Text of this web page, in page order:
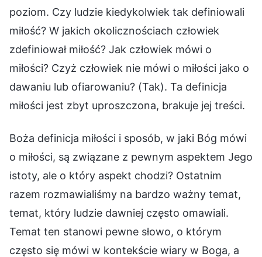
poziom. Czy ludzie kiedykolwiek tak definiowali
miłość? W jakich okolicznościach człowiek
zdefiniował miłość? Jak człowiek mówi o
miłości? Czyż człowiek nie mówi o miłości jako o
dawaniu lub ofiarowaniu? (Tak). Ta definicja
miłości jest zbyt uproszczona, brakuje jej treści.
Boża definicja miłości i sposób, w jaki Bóg mówi
o miłości, są związane z pewnym aspektem Jego
istoty, ale o który aspekt chodzi? Ostatnim
razem rozmawialiśmy na bardzo ważny temat,
temat, który ludzie dawniej często omawiali.
Temat ten stanowi pewne słowo, o którym
często się mówi w kontekście wiary w Boga, a